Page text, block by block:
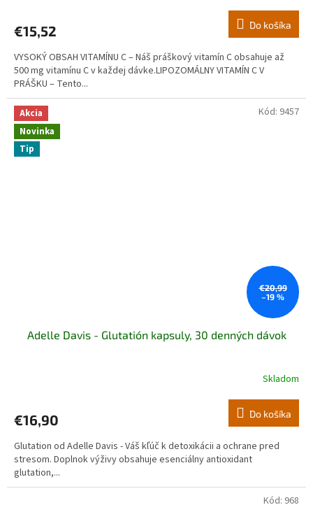
€15,52 Do košíka
VYSOKÝ OBSAH VITAMÍNU C – Náš práškový vitamín C obsahuje až
500 mg vitamínu C v každej dávke.LIPOZOMÁLNY VITAMÍN C V
PRÁŠKU – Tento...
Akcia
Novinka
Tip
€20,99
–19 %
Adelle Davis - Glutatión kapsuly, 30 denných dávok
je
z
5
hviezdičiek.
Skladom
€16,90 Do košíka
Glutation od Adelle Davis - Váš kľúč k detoxikácii a ochrane pred
stresom. Doplnok výživy obsahuje esenciálny antioxidant
glutation,...
Kód: 9457
Kód: 968